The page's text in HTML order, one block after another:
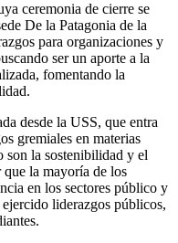
ceremonia de cierre se
De la Patagonia de la
para organizaciones y
ser un aporte a la
fomentando la
desde la USS, que entra
gremiales en materias
son la sostenibilidad y el
que la mayoría de los
en los sectores público y
liderazgos públicos,